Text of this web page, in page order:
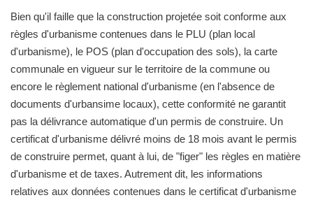
Bien qu'il faille que la construction projetée soit conforme aux
règles d'urbanisme contenues dans le PLU (plan local
d'urbanisme), le POS (plan d'occupation des sols), la carte
communale en vigueur sur le territoire de la commune ou
encore le règlement national d'urbanisme (en l'absence de
documents d'urbansime locaux), cette conformité ne garantit
pas la délivrance automatique d'un permis de construire. Un
certificat d'urbanisme délivré moins de 18 mois avant le permis
de construire permet, quant à lui, de "figer" les règles en matière
d'urbanisme et de taxes. Autrement dit, les informations
relatives aux données contenues dans le certificat d'urbanisme